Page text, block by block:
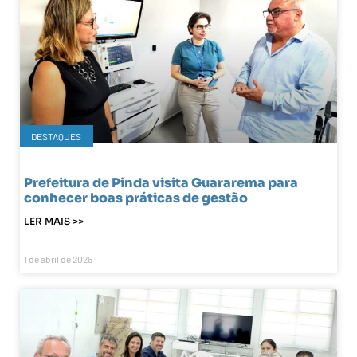
DESTAQUES
Prefeitura de Pinda visita Guararema para
conhecer boas práticas de gestão
LER MAIS >>
1 de abril de 2025